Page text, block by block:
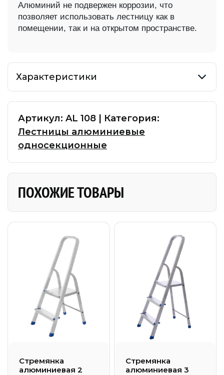
Алюминий не подвержен коррозии, что
позволяет использовать лестницу как в
помещении, так и на открытом пространстве.
Характеристики
Артикул: AL 108
Категория:
Лестницы алюминиевые
односекционные
ПОХОЖИЕ ТОВАРЫ
Стремянка
алюминиевая 2
Стремянка
алюминиевая 3